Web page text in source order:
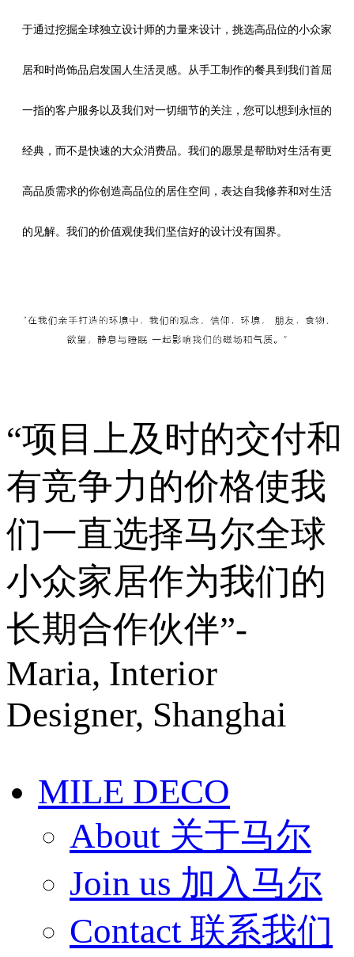
于通过挖掘全球独立设计师的力量来设计，挑选高品位的小众家
居和时尚饰品启发国 人生活灵感。从手工制作的餐具到我们首屈
一指的客户服务以及我们对一切细节的关注，您可以想到永恒的
经典，而不是快速的大众消费品。我们的愿景是帮助对生活有更
高品质需求的你创造高品位的居住空间，表达自我修养和对生活
的见解。我们的价值观使我们坚信好的设计没有国界。
“项目上及时的交付和
有竞争力的价格使我
们一直选择马尔全球
小众家居作为我们的
长期合作伙伴”-
Maria, Interior
Designer, Shanghai
MILE DECO
About 关于马尔
Join us 加入马尔
Contact 联系我们